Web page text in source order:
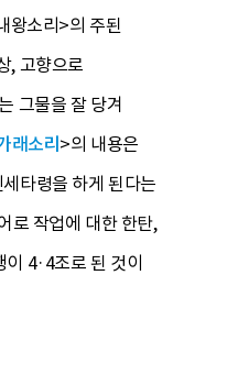
왕소리>의 주된
, 고향으로
그물을 잘 당겨
래소리 >의 내용은
타령을 하게 된다는
로 작업에 대한 한탄,
4·4조로 된 것이